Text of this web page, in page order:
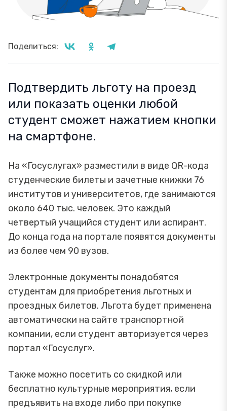
Поделиться:
Подтвердить льготу на проезд
или показать оценки любой
студент сможет нажатием кнопки
на смартфоне.
На «Госуслугах» разместили в виде QR-кода
студенческие билеты и зачетные книжки 76
институтов и университетов, где занимаются
около 640 тыс. человек. Это каждый
четвертый учащийся студент или аспирант.
До конца года на портале появятся документы
из более чем 90 вузов.
Электронные документы понадобятся
студентам для приобретения льготных и
проездных билетов. Льгота будет применена
автоматически на сайте транспортной
компании, если студент авторизуется через
портал «Госуслуг».
Также можно посетить со скидкой или
бесплатно культурные мероприятия, если
предъявить на входе либо при покупке